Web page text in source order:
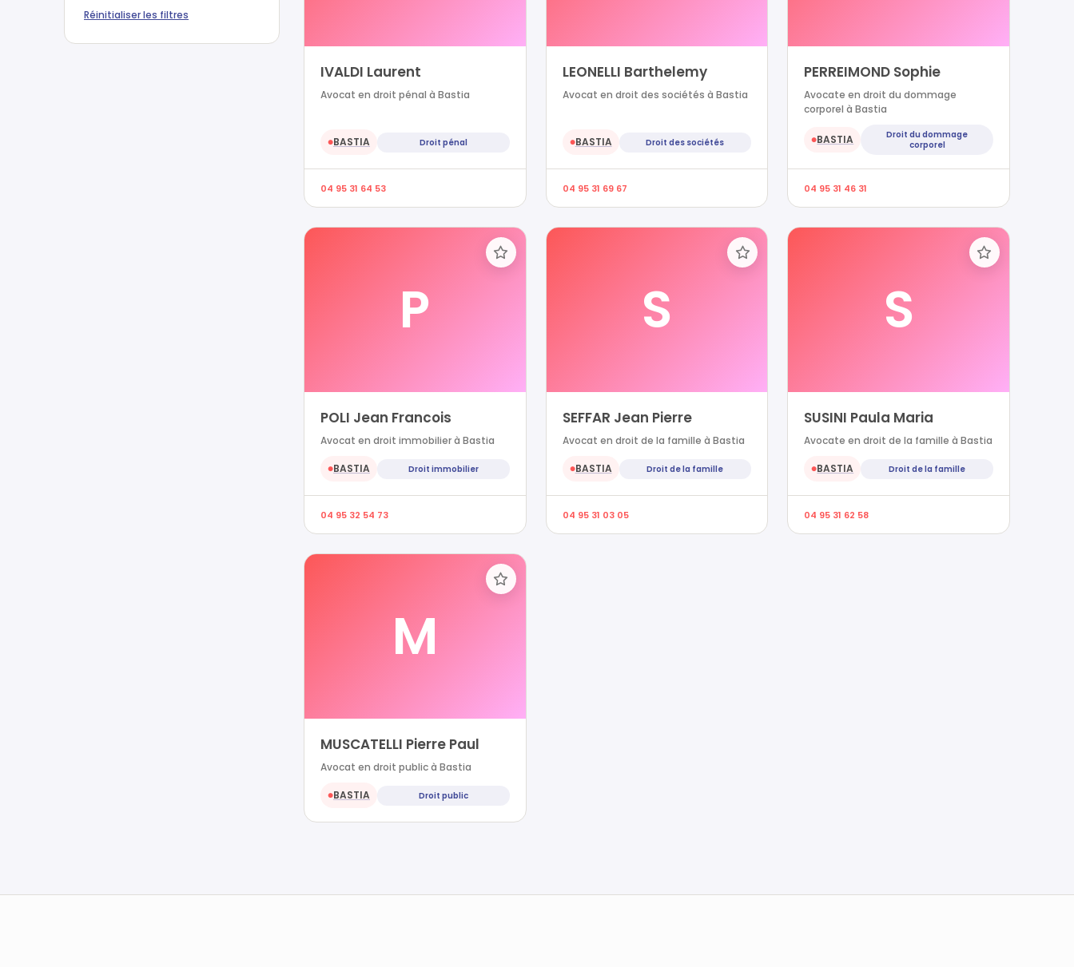
Réinitialiser les filtres
IVALDI Laurent
Avocat en droit pénal à Bastia
●BASTIA Droit pénal
04 95 31 64 53
LEONELLI Barthelemy
Avocat en droit des sociétés à Bastia
●BASTIA Droit des sociétés
04 95 31 69 67
PERREIMOND Sophie
Avocate en droit du dommage
corporel à Bastia
●BASTIA
Droit du dommage
corporel
04 95 31 46 31
P
POLI Jean Francois
Avocat en droit immobilier à Bastia
●BASTIA Droit immobilier
04 95 32 54 73
S
SEFFAR Jean Pierre
Avocat en droit de la famille à Bastia
●BASTIA Droit de la famille
04 95 31 03 05
S
SUSINI Paula Maria
Avocate en droit de la famille à Bastia
●BASTIA Droit de la famille
04 95 31 62 58
M
MUSCATELLI Pierre Paul
Avocat en droit public à Bastia
●BASTIA Droit public